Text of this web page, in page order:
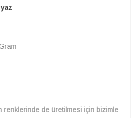
renklerinde de üretilmesi için bizimle